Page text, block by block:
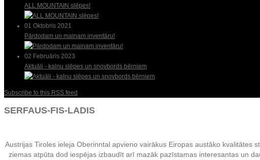
ALL MOUNTAIN slēpes!
01 Oktobris 2021
Pārdodam un mainam inventāru!
02 Februāris 2023
Aktuāli - kalnu slēpes un snovbords bērniem
Subscribe to this RSS feed
SERFAUS-FIS-LADIS
Austrijas Tiroles ieleja Oberinntal apvieno vairākus Eiropas austāko
ziemas atpūta dod iespējas izbaudīt arī mazāk pazīstamas interesantas un